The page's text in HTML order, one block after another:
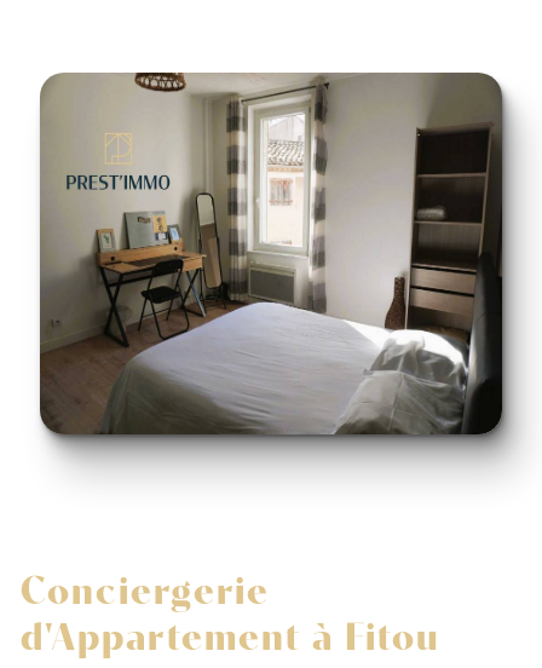
Conciergerie
d'Appartement à Fitou